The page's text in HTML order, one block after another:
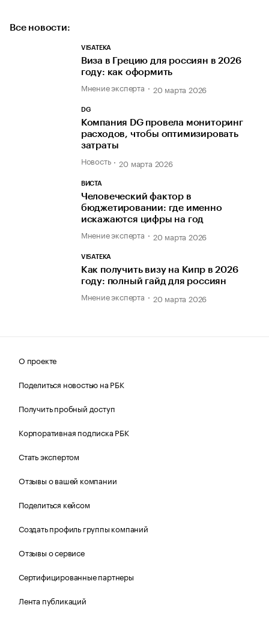
Все новости:
VISATEKA
Виза в Грецию для россиян в 2026
году: как оформить
Мнение эксперта 20 марта 2026
DG
Компания DG провела мониторинг
расходов, чтобы оптимизировать
затраты
Новость 20 марта 2026
ВИСТА
Человеческий фактор в
бюджетировании: где именно
искажаются цифры на год
Мнение эксперта 20 марта 2026
VISATEKA
Как получить визу на Кипр в 2026
году: полный гайд для россиян
Мнение эксперта 20 марта 2026
О проекте
Поделиться новостью на РБК
Получить пробный доступ
Корпоративная подписка РБК
Стать экспертом
Отзывы о вашей компании
Поделиться кейсом
Создать профиль группы компаний
Отзывы о сервисе
Сертифицированные партнеры
Лента публикаций